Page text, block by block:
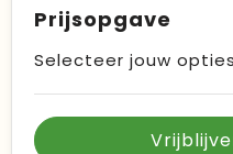
Prijsopgave
Selecteer jouw